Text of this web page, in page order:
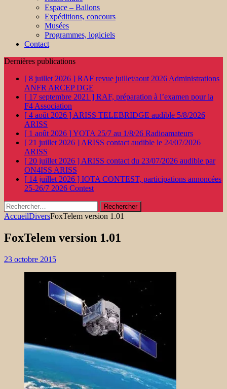
Espace – Ballons
Expéditions, concours
Musées
Programmes, logiciels
Contact
Dernières publications
[ 8 juillet 2026 ] RAF revue juillet/aout 2026 Administrations
ANFR ARCEP DGE
[ 17 septembre 2021 ] RAF, préparation à l’examen pour la
F4 Association
[ 4 août 2026 ] ARISS TELEBRIDGE audible 5/8/2026
ARISS
[ 1 août 2026 ]YOTA 25/7 au 1/8/26 Radioamateurs
[ 21 juillet 2026 ] ARISS contact audible le 24/07/2026
ARISS
[ 20 juillet 2026 ] ARISS contact du 23/07/2026 audible par
ON4ISS ARISS
[ 14 juillet 2026 ] IOTA CONTEST, participations annoncées
25-26/7 2026 Contest
Rechercher :
AccueilDiversFoxTelem version 1.01
FoxTelem version 1.01
23 octobre 2015